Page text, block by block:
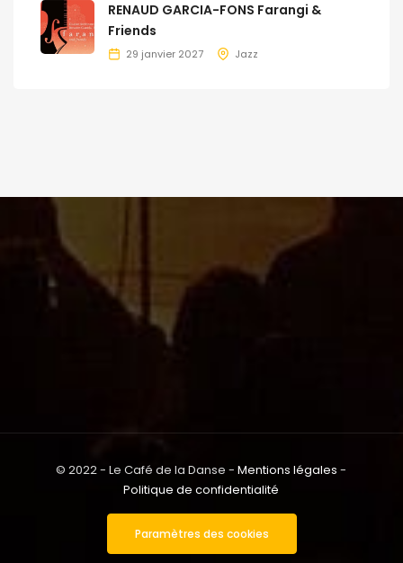
RENAUD GARCIA-FONS Farangi &
Friends
29 janvier 2027 Jazz
© 2022 - Le Café de la Danse -Mentions légales -
Politique de confidentialité
Paramètres des cookies